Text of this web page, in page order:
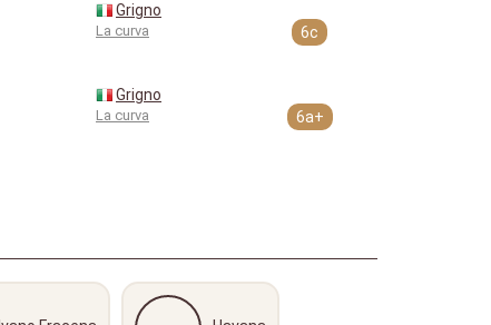
Grigno
La curva 6c
Grigno
La curva 6a+